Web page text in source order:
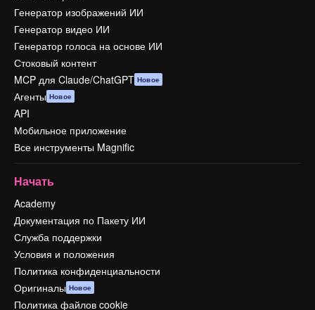
Генератор изображений ИИ
Генератор видео ИИ
Генератор голоса на основе ИИ
Стоковый контент
MCP для Claude/ChatGPT Новое
Агенты Новое
API
Мобильное приложение
Все инструменты Magnific
Начать
Academy
Документация по Пакету ИИ
Служба поддержки
Условия и положения
Политика конфиденциальности
Оригиналы Новое
Политика файлов cookie